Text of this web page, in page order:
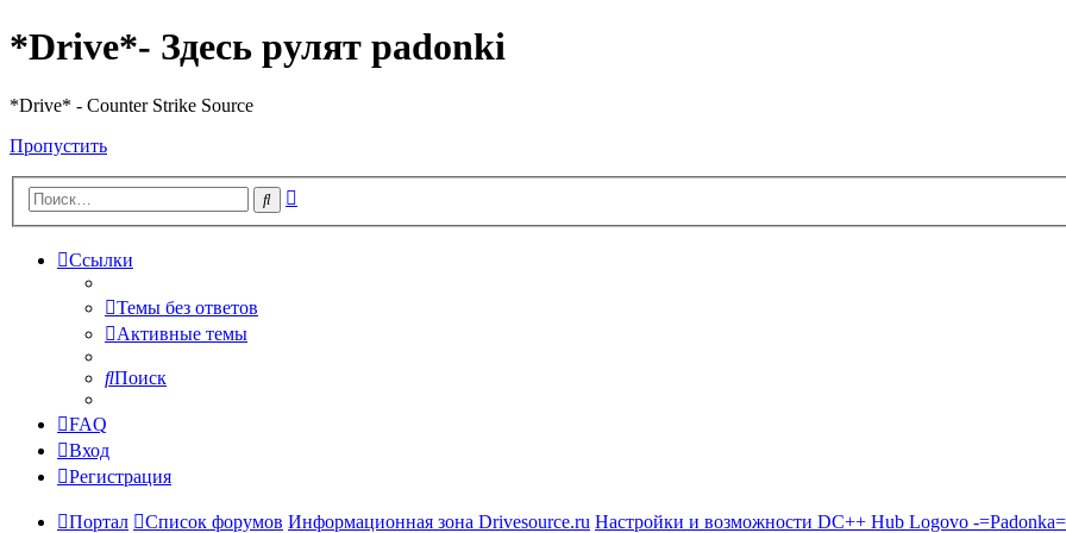
*Drive*- Здесь рулят padonki
*Drive* - Counter Strike Source
Пропустить
Поиск
Ссылки
Темы без ответов
Активные темы
Поиск
FAQ
Вход
Регистрация
Портал Список форумов Информационная зона Drivesource.ru Настройки и возможности DC++ Hub Logovo -